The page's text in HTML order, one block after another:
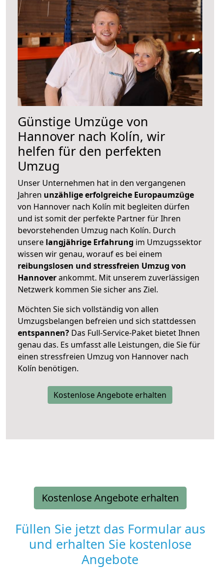
Günstige Umzüge von
Hannover nach Kolín, wir
helfen für den perfekten
Umzug
Unser Unternehmen hat in den vergangenen
Jahren unzählige erfolgreiche Europaumzüge
von Hannover nach Kolín mit begleiten dürfen
und ist somit der perfekte Partner für Ihren
bevorstehenden Umzug nach Kolín. Durch
unsere langjährige Erfahrung im Umzugssektor
wissen wir genau, worauf es bei einem
reibungslosen und stressfreien Umzug von
Hannoverankommt. Mit unserem zuverlässigen
Netzwerk kommen Sie sicher ans Ziel.
Möchten Sie sich vollständig von allen
Umzugsbelangen befreien und sich stattdessen
entspannen? Das Full-Service-Paket bietet Ihnen
genau das. Es umfasst alle Leistungen, die Sie für
einen stressfreien Umzug von Hannover nach
Kolín benötigen.
Kostenlose Angebote erhalten
Kostenlose Angebote erhalten
Füllen Sie jetzt das Formular aus
und erhalten Sie kostenlose
Angebote